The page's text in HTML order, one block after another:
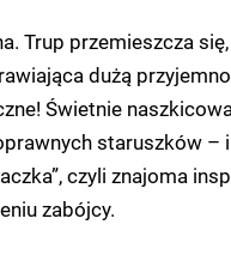
Trup przemieszcza
dużą
Świetnie
staruszków –
czyli znajoma
zabójcy.